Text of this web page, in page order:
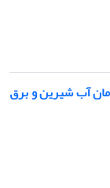
آب شیرین و برق